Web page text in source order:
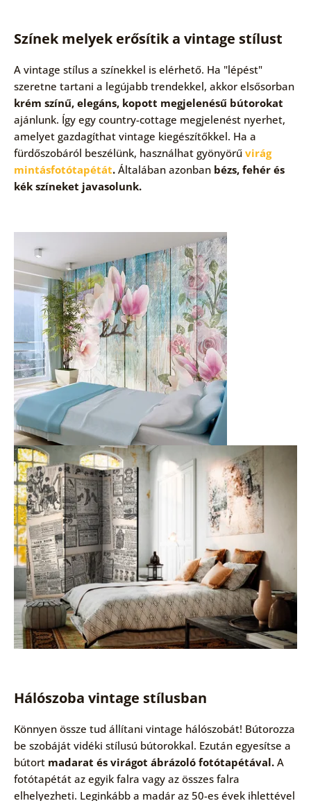
Színek melyek erősítik a vintage stílust
A vintage stílus a színekkel is elérhető. Ha "lépést"
szeretne tartani a legújabb trendekkel, akkor elsősorban
krém színű, elegáns, kopott megjelenésű bútorokat
ajánlunk. Így egy country-cottage megjelenést nyerhet,
amelyet gazdagíthat vintage kiegészítőkkel. Ha a
fürdőszobáról beszélünk, használhat gyönyörű virág
mintásfotótapétát.Általában azonban bézs, fehér és
kék színeket javasolunk.
Hálószoba vintage stílusban
Könnyen össze tud állítani vintage hálószobát! Bútorozza
be szobáját vidéki stílusú bútorokkal. Ezután egyesítse a
bútort madarat és virágot ábrázoló fotótapétával.A
fotótapétát az egyik falra vagy az összes falra
elhelyezheti. Leginkább a madár az 50-es évek ihlettével